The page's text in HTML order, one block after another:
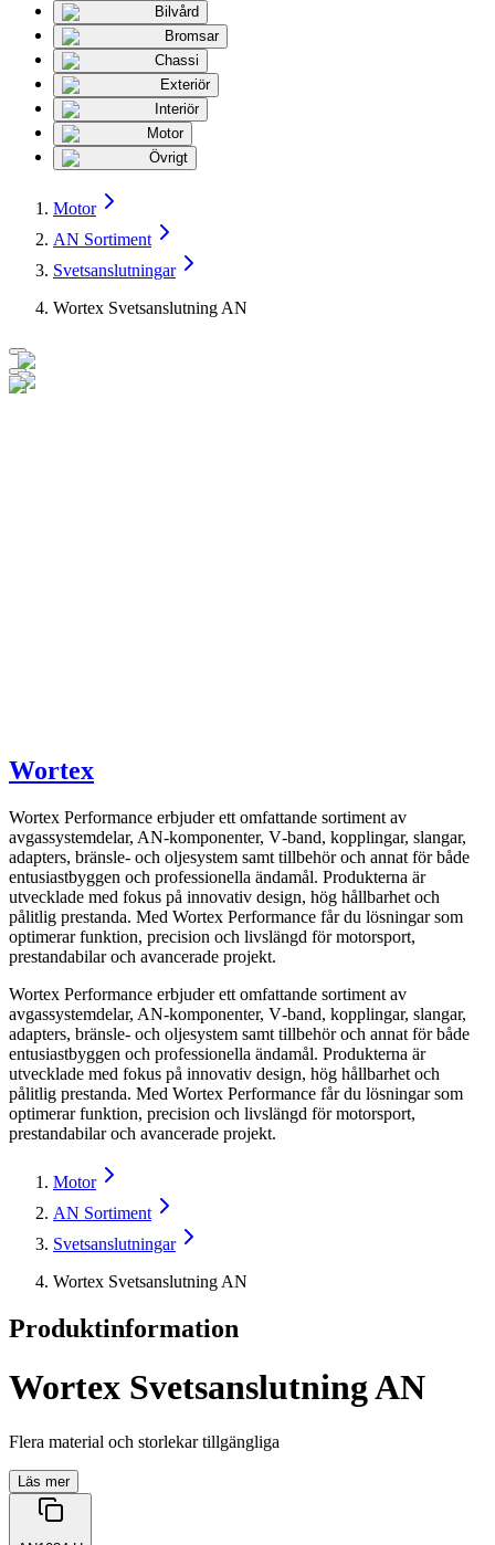
Bilvård
Bromsar
Chassi
Exteriör
Interiör
Motor
Övrigt
Motor
AN Sortiment
Svetsanslutningar
Wortex Svetsanslutning AN
Wortex
Wortex Performance erbjuder ett omfattande sortiment av
avgassystemdelar, AN-komponenter, V‑band, kopplingar, slangar,
adapters, bränsle- och oljesystem samt tillbehör och annat för både
entusiastbyggen och professionella ändamål. Produkterna är
utvecklade med fokus på innovativ design, hög hållbarhet och
pålitlig prestanda. Med Wortex Performance får du lösningar som
optimerar funktion, precision och livslängd för motorsport,
prestandabilar och avancerade projekt.
Wortex Performance erbjuder ett omfattande sortiment av
avgassystemdelar, AN-komponenter, V‑band, kopplingar, slangar,
adapters, bränsle- och oljesystem samt tillbehör och annat för både
entusiastbyggen och professionella ändamål. Produkterna är
utvecklade med fokus på innovativ design, hög hållbarhet och
pålitlig prestanda. Med Wortex Performance får du lösningar som
optimerar funktion, precision och livslängd för motorsport,
prestandabilar och avancerade projekt.
Motor
AN Sortiment
Svetsanslutningar
Wortex Svetsanslutning AN
Produktinformation
Wortex Svetsanslutning AN
Flera material och storlekar tillgängliga
Läs mer